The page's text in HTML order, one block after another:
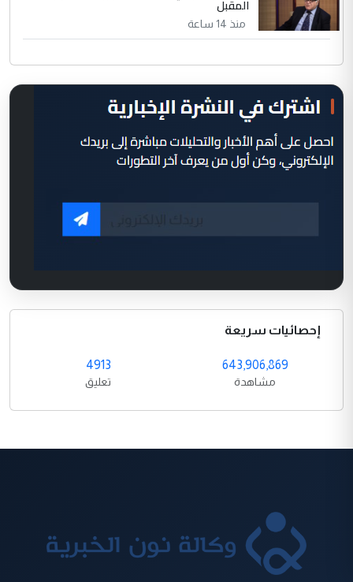
المقبل
منذ 14 ساعة
إحصائيات سريعة
643,906,869
مشاهدة
4913
تعليق